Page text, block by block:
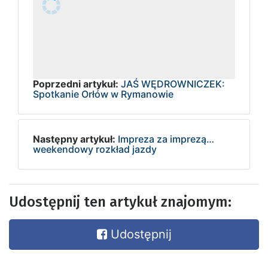
Poprzedni artykuł: JAŚ WĘDROWNICZEK:
Spotkanie Orłów w Rymanowie
Następny artykuł: Impreza za imprezą…
weekendowy rozkład jazdy
Udostępnij ten artykuł znajomym:
Udostępnij